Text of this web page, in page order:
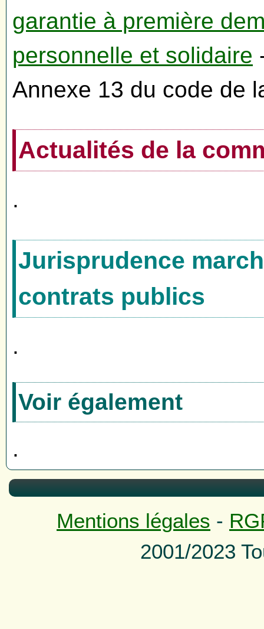
garantie à première
personnelle et solidaire
Annexe 13 du code de
Actualités de la
.
Jurisprudence
contrats publics
.
Voir également
.
Mentions légales -
2001/2023